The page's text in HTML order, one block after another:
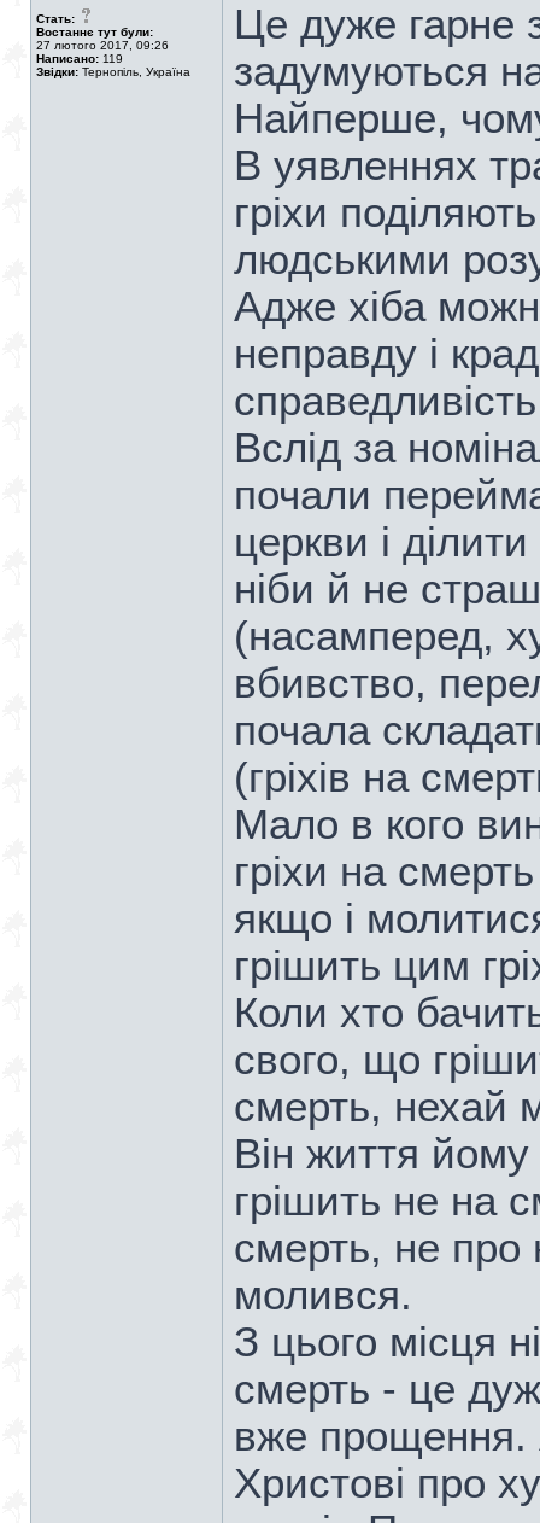
Стать:
Востаннє тут були:
27 лютого 2017, 09:26
Написано: 119
Звідки: Тернопіль, Україна
Це дуже гарне
задумуються
Найперше,
В уявленнях
гріхи
людськими
Адже хіба
неправду і
Вслід за
почали
церкви і
ніби й не
(насамперед,
вбивство,
почала
(гріхів на
Мало в кого
гріхи на
якщо і
грішить цим
Коли хто
свого, що
смерть, нехай
Він життя
грішить не на
смерть, не про
молився.
З цього місця
смерть - це
вже прощення.
Христові про